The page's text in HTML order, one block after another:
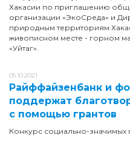
Хакасии по приглашению
организации «ЭкоСреда» и
природным территориям
живописном месте - горном
«Уйтаг».
05.10.2021
Райффайзенбанк и
поддержат
с помощью грантов
Конкурс социально-значимых